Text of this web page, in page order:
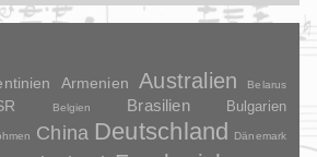
Armenien Australien Belarus
Belgien Brasilien Bulgarien
China Deutschland Dänemark